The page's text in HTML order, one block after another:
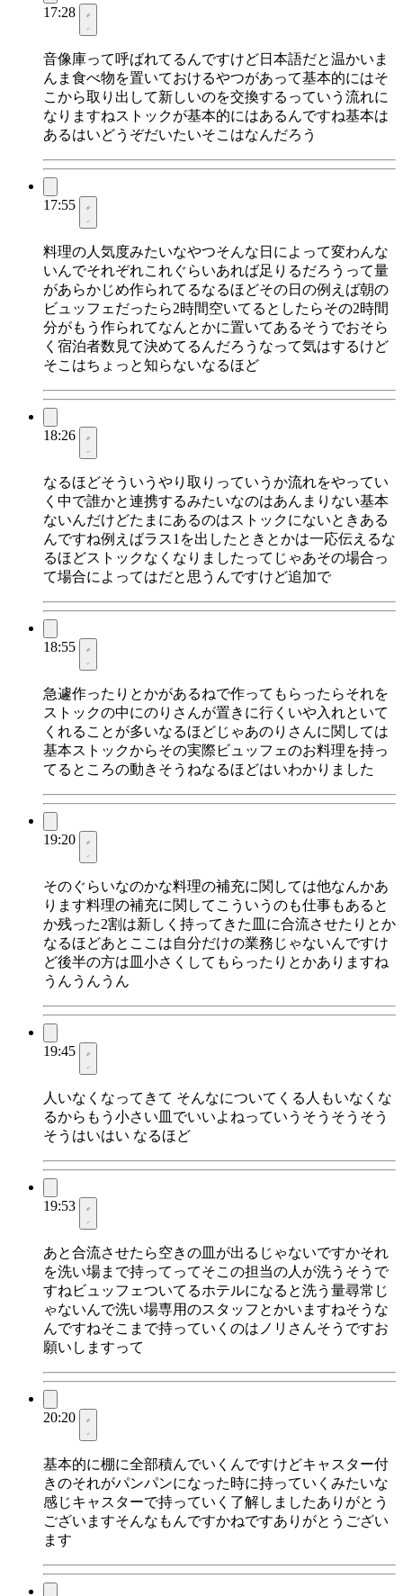
17:28
音像庫って呼ばれてるんですけど日本語だと温かいま
んま食べ物を置いておけるやつがあって基本的にはそ
こから取り出して新しいのを交換するっていう流れに
なりますねストックが基本的にはあるんですね基本は
あるはいどうぞだいたいそこはなんだろう
17:55
料理の人気度みたいなやつそんな日によって変わんな
いんでそれぞれこれぐらいあれば足りるだろうって量
があらかじめ作られてるなるほどその日の例えば朝の
ビュッフェだったら2時間空いてるとしたらその2時間
分がもう作られてなんとかに置いてあるそうでおそら
く宿泊者数見て決めてるんだろうなって気はするけど
そこはちょっと知らないなるほど
18:26
なるほどそういうやり取りっていうか流れをやってい
く中で誰かと連携するみたいなのはあんまりない基本
ないんだけどたまにあるのはストックにないときある
んですね例えばラス1を出したときとかは一応伝えるな
るほどストックなくなりましたってじゃあその場合っ
て場合によってはだと思うんですけど追加で
18:55
急遽作ったりとかがあるねで作ってもらったらそれを
ストックの中にのりさんが置きに行くいや入れといて
くれることが多いなるほどじゃあのりさんに関しては
基本ストックからその実際ビュッフェのお料理を持っ
てるところの動きそうねなるほどはいわかりました
19:20
そのぐらいなのかな料理の補充に関しては他なんかあ
ります料理の補充に関してこういうのも仕事もあると
か残った2割は新しく持ってきた皿に合流させたりとか
なるほどあとここは自分だけの業務じゃないんですけ
ど後半の方は皿小さくしてもらったりとかありますね
うんうんうん
19:45
人いなくなってきて そんなについてくる人もいなくな
るからもう小さい皿でいいよねっていうそうそうそう
そうはいはい なるほど
19:53
あと合流させたら空きの皿が出るじゃないですかそれ
を洗い場まで持ってってそこの担当の人が洗うそうで
すねビュッフェついてるホテルになると洗う量尋常じ
ゃないんで洗い場専用のスタッフとかいますねそうな
んですねそこまで持っていくのはノリさんそうですお
願いしますって
20:20
基本的に棚に全部積んでいくんですけどキャスター付
きのそれがパンパンになった時に持っていくみたいな
感じキャスターで持っていく了解しましたありがとう
ございますそんなもんですかねですありがとうござい
ます